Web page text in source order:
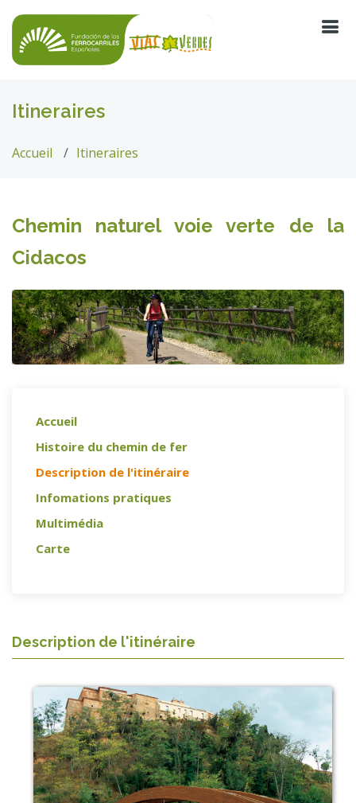
Itineraires
Accueil Itineraires
Chemin naturel voie verte de la
Cidacos
Accueil
Histoire du chemin de fer
Description de l'itinéraire
Infomations pratiques
Multimédia
Carte
Description de l'itinéraire